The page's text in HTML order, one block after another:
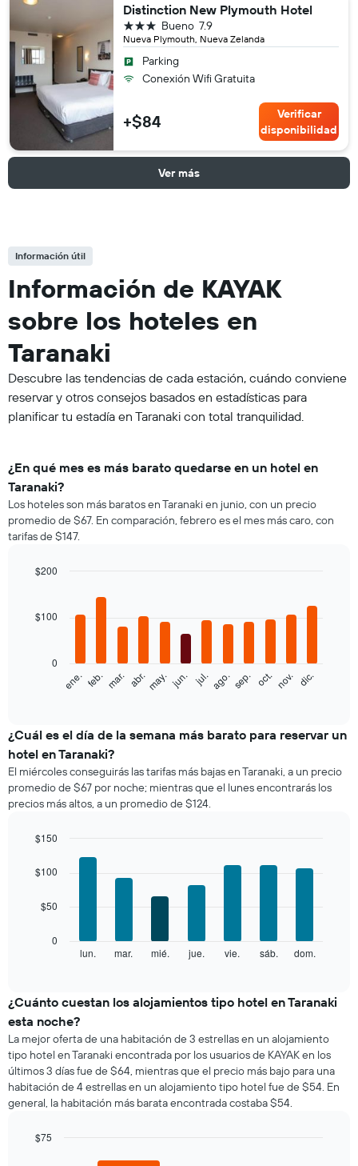
Distinction New Plymouth Hotel
Nueva Plymouth, Nueva Zelanda
7.9
Bueno
3 estrellas
Parking
Conexión Wifi Gratuita
+$84
Verificar
disponibilidad
Ver más
Información útil
Información de KAYAK
sobre los hoteles en
Taranaki
Descubre las tendencias de cada estación, cuándo conviene
reservar y otros consejos basados en estadísticas para
planificar tu estadía en Taranaki con total tranquilidad.
¿En qué mes es más barato quedarse en un hotel en
Taranaki?
Los hoteles son más baratos en Taranaki en junio, con un precio
promedio de $67. En comparación, febrero es el mes más caro, con
tarifas de $147.
with
siguiente
el
promedio
de
una
habitación
mes
gráfico
muestra
eje
El
gráfico
muestra
1
Y
que
indica
precio
ene. feb. mar. abr.may. jun. jul. ago. sep. oct. nov. dic.
0
$100
$200
¿Cuál es el día de la semana más barato para reservar un
hotel en Taranaki?
El miércoles conseguirás las tarifas más bajas en Taranaki, a un precio
promedio de $67 por noche; mientras que el lunes encontrarás los
precios más altos, a un promedio de $124.
chart
with
bars.
el
promedio
de
una
habitación
por
cada
de
lun. mar. mié. jue. vie. sáb. dom.
0
$50
$100
$150
¿Cuánto cuestan los alojamientos tipo hotel en Taranaki
esta noche?
La mejor oferta de una habitación de 3 estrellas en un alojamiento
tipo hotel en Taranaki encontrada por los usuarios de KAYAK en los
últimos 3 días fue de $64, mientras que el precio más bajo para una
habitación de 4 estrellas en un alojamiento tipo hotel fue de $54. En
general, la habitación más barata encontrada costaba $54.
$75